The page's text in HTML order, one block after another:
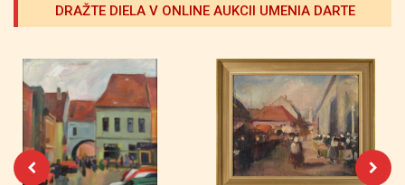
DRAŽTE DIELA V ONLINE AUKCII UMENIA DARTE